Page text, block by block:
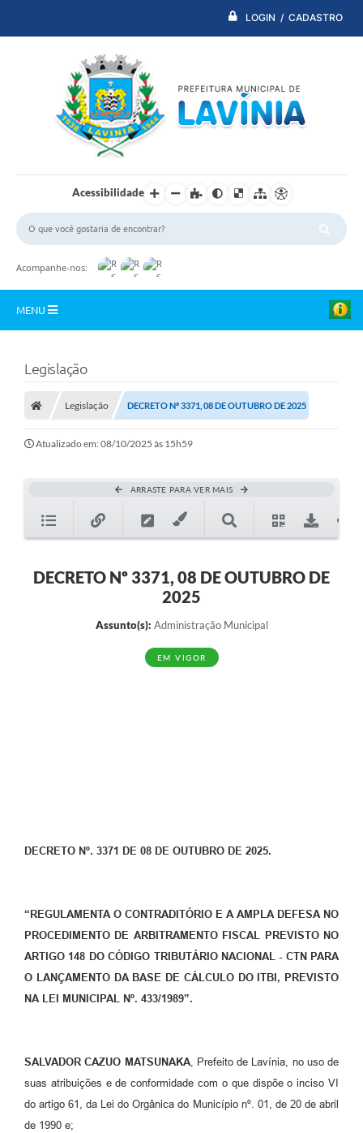
LOGIN / CADASTRO
Acessibilidade
Acompanhe-nos:
MENU
Transparência Municipal
Conselhos de Educação
CEMITÉRIO MUNICIPAL
Editais
Contas Públicas
e-SIC
Contratos
Previdência
Legislação
Legislação DECRETO Nº 3371, 08 DE OUTUBRO DE 2025
Atualizado em: 08/10/2025 às 15h59
ARRASTE PARA VER MAIS
DECRETO Nº 3371, 08 DE OUTUBRO DE
2025
Assunto(s): Administração Municipal
EM VIGOR
DECRETO Nº. 3371 DE 08 DE OUTUBRO DE 2025.
“REGULAMENTA O CONTRADITÓRIO E A AMPLA DEFESA NO
PROCEDIMENTO DE ARBITRAMENTO FISCAL PREVISTO NO
ARTIGO 148 DO CÓDIGO TRIBUTÁRIO NACIONAL - CTN PARA
O LANÇAMENTO DA BASE DE CÁLCULO DO ITBI, PREVISTO
NA LEI MUNICIPAL Nº. 433/1989”.
SALVADOR CAZUO MATSUNAKA, Prefeito de Lavínia, no uso de
suas atribuições e de conformidade com o que dispõe o inciso VI
do artigo 61, da Lei do Orgânica do Município nº. 01, de 20 de abril
de 1990 e;